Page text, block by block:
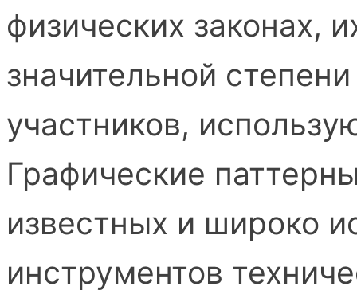
физических законах,
значительной
участников,
Графические
известных и широко
инструментов